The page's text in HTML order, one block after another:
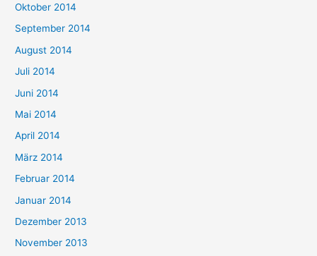
Oktober 2014
September 2014
August 2014
Juli 2014
Juni 2014
Mai 2014
April 2014
März 2014
Februar 2014
Januar 2014
Dezember 2013
November 2013